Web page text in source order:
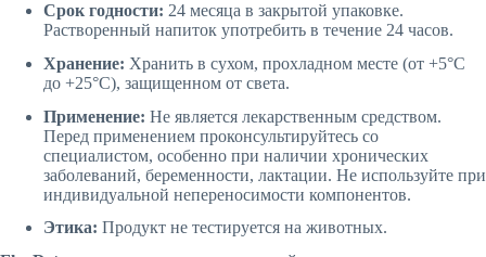
Срок годности: 24 месяца в закрытой упаковке.
Растворенный напиток употребить в течение 24 часов.
Хранение: Хранить в сухом, прохладном месте (от +5°C
до +25°C), защищенном от света.
Применение: Не является лекарственным средством.
Перед применением проконсультируйтесь со
специалистом, особенно при наличии хронических
заболеваний, беременности, лактации. Не используйте при
индивидуальной непереносимости компонентов.
Этика: Продукт не тестируется на животных.